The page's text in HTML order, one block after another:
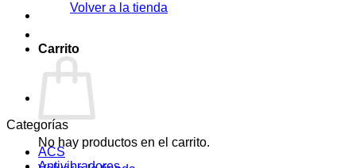
Volver a la tienda
Carrito
No hay productos en el carrito.
Categorías
ACS